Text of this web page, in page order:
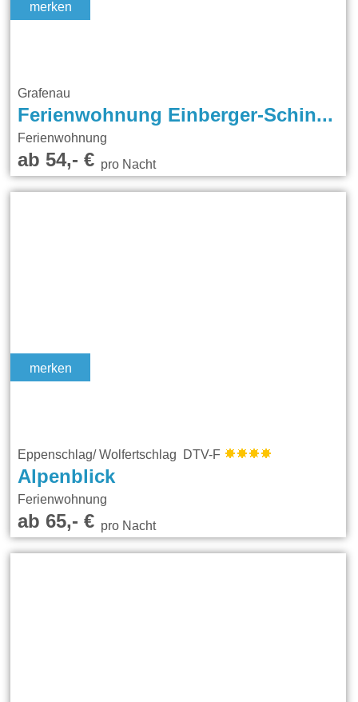
merken
Grafenau
Ferienwohnung Einberger-Schinabeck
Ferienwohnung
ab 54,- €pro Nacht
merken
Eppenschlag/ Wolfertschlag DTV-F
Alpenblick
Ferienwohnung
ab 65,- €pro Nacht